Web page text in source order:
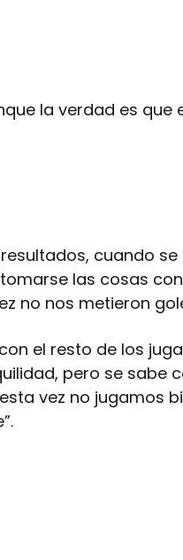
la verdad es que
cuando
las cosas
no nos metieron
el resto de los
pero se sabe
vez no jugamos